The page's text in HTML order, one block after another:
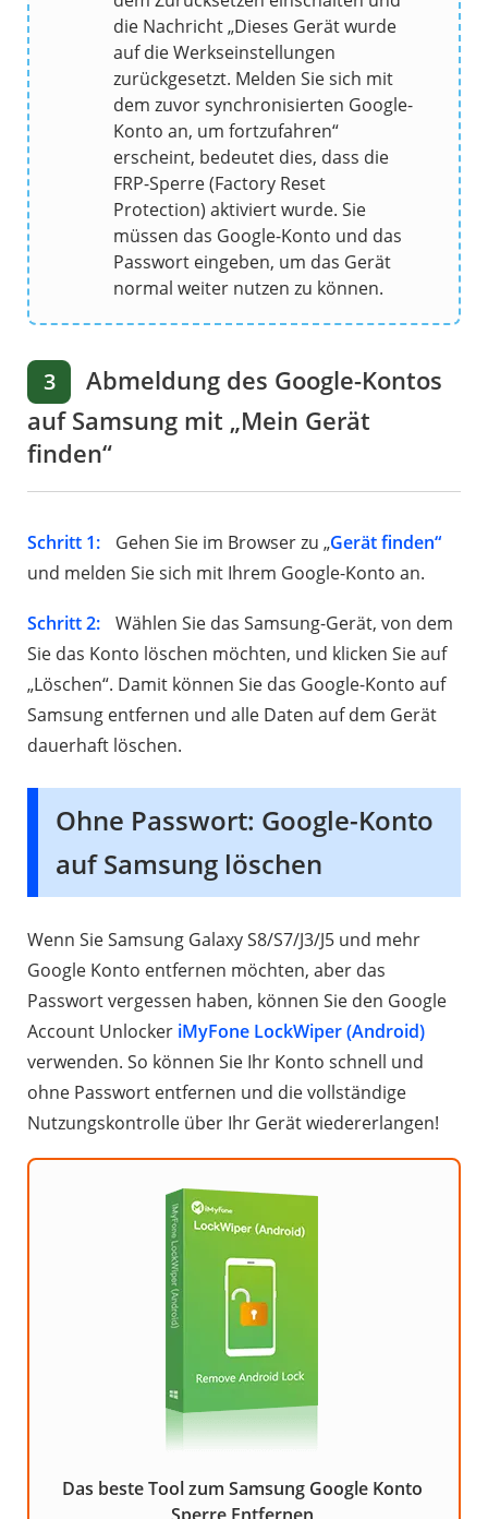
die Nachricht „Dieses Gerät wurde
auf die Werkseinstellungen
zurückgesetzt. Melden Sie sich mit
dem zuvor synchronisierten Google-
Konto an, um fortzufahren“
erscheint, bedeutet dies, dass die
FRP-Sperre (Factory Reset
Protection) aktiviert wurde. Sie
müssen das Google-Konto und das
Passwort eingeben, um das Gerät
normal weiter nutzen zu können.
3
Abmeldung des Google-Kontos
auf Samsung mit „Mein Gerät
finden“
Schritt 1: Gehen Sie im Browser zu „Gerät finden“
und melden Sie sich mit Ihrem Google-Konto an.
Schritt 2:
Wählen Sie das Samsung-Gerät, von dem
Sie das Konto löschen möchten, und klicken Sie auf
„Löschen“. Damit können Sie das Google-Konto auf
Samsung entfernen und alle Daten auf dem Gerät
dauerhaft löschen.
Ohne Passwort: Google-Konto
auf Samsung löschen
Wenn Sie Samsung Galaxy S8/S7/J3/J5 und mehr
Google Konto entfernen möchten, aber das
Passwort vergessen haben, können Sie den Google
Account Unlocker iMyFone LockWiper (Android)
verwenden. So können Sie Ihr Konto schnell und
ohne Passwort entfernen und die vollständige
Nutzungskontrolle über Ihr Gerät wiedererlangen!
Das beste Tool zum Samsung Google Konto